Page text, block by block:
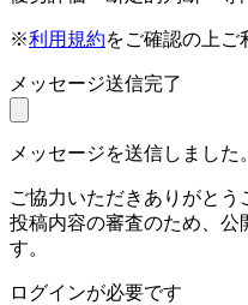
※利用規約をご確認の上ご
メッセージ送信完了
メッセージを送信しました。
ご協力いただきありがとう
投稿内容の審査のため、公
す。
ログインが必要です